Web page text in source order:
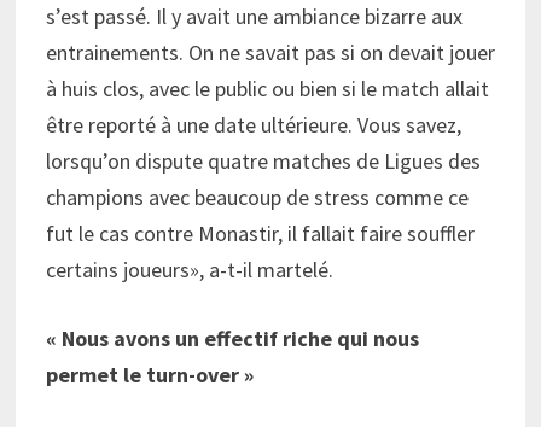
s’est passé. Il y avait une ambiance bizarre aux
entrainements. On ne savait pas si on devait jouer
à huis clos, avec le public ou bien si le match allait
être reporté à une date ultérieure. Vous savez,
lorsqu’on dispute quatre matches de Ligues des
champions avec beaucoup de stress comme ce
fut le cas contre Monastir, il fallait faire souffler
certains joueurs», a-t-il martelé.
« Nous avons un effectif riche qui nous
permet le turn-over »